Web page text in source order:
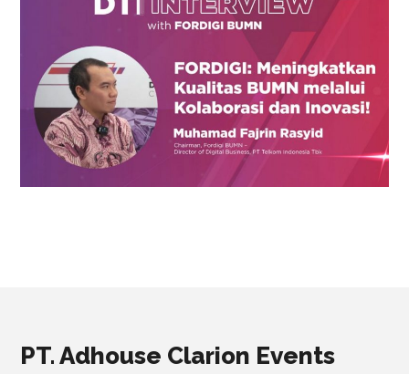
PT. Adhouse Clarion Events